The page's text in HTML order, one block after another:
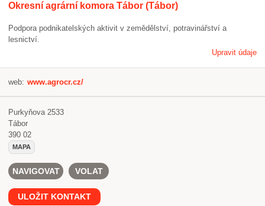
Okresní agrární komora Tábor (Tábor)
Podpora podnikatelských aktivit v zemědělství, potravinářství a
lesnictví.
Upravit údaje
web: www.agrocr.cz/
Purkyňova 2533
Tábor
390 02
MAPA
NAVIGOVAT VOLAT
ULOŽIT KONTAKT